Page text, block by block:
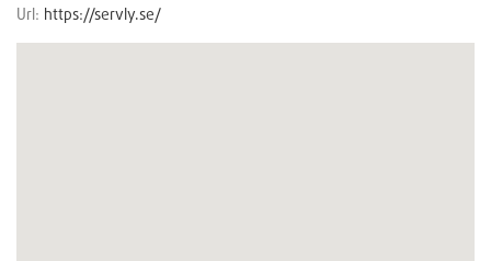
Url: https://servly.se/